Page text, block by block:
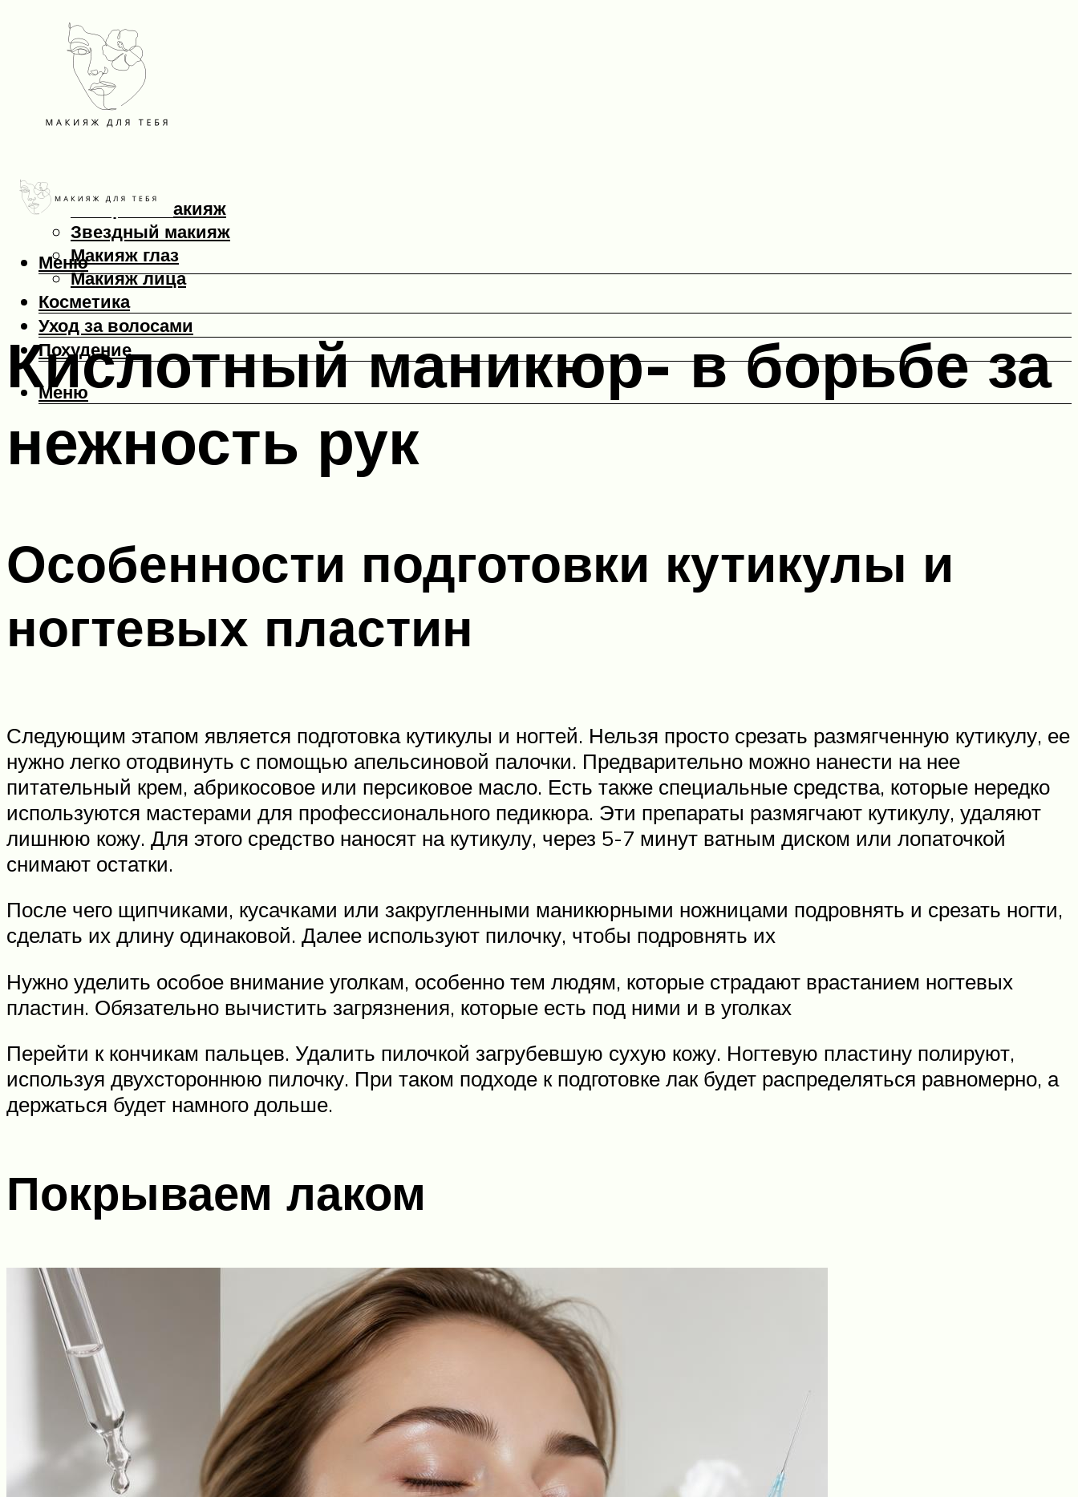
Макияж
Вечерний макияж
Звездный макияж
Макияж глаз
Макияж лица
Косметика
Уход за волосами
Похудение
Меню
Меню
Кислотный маникюр- в борьбе за
нежность рук
Особенности подготовки кутикулы и
ногтевых пластин
Следующим этапом является подготовка кутикулы и ногтей. Нельзя просто срезать размягченную кутикулу, ее
нужно легко отодвинуть с помощью апельсиновой палочки. Предварительно можно нанести на нее
питательный крем, абрикосовое или персиковое масло. Есть также специальные средства, которые нередко
используются мастерами для профессионального педикюра. Эти препараты размягчают кутикулу, удаляют
лишнюю кожу. Для этого средство наносят на кутикулу, через 5-7 минут ватным диском или лопаточкой
снимают остатки.
После чего щипчиками, кусачками или закругленными маникюрными ножницами подровнять и срезать ногти,
сделать их длину одинаковой. Далее используют пилочку, чтобы подровнять их
Нужно уделить особое внимание уголкам, особенно тем людям, которые страдают врастанием ногтевых
пластин. Обязательно вычистить загрязнения, которые есть под ними и в уголках
Перейти к кончикам пальцев. Удалить пилочкой загрубевшую сухую кожу. Ногтевую пластину полируют,
используя двухстороннюю пилочку. При таком подходе к подготовке лак будет распределяться равномерно, а
держаться будет намного дольше.
Покрываем лаком